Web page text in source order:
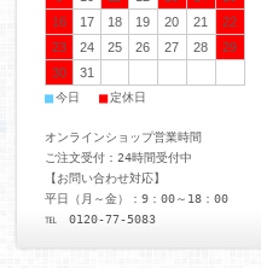
16
17 18 19 20 21
22
23
24 25 26 27 28
29
30
31
■ 今日 ■ 定休日
オンラインショップ営業時間
ご注文受付：24時間受付中
【お問い合わせ対応】
平日（月～金）：9：00～18：00
℡ 0120-77-5083